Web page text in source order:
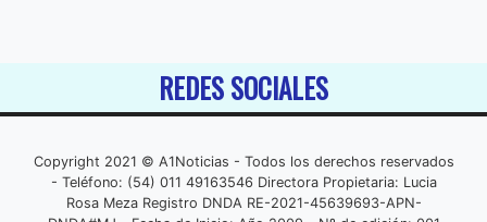
REDES SOCIALES
Copyright 2021 © A1Noticias - Todos los derechos reservados
- Teléfono: (54) 011 49163546 Directora Propietaria: Lucia
Rosa Meza Registro DNDA RE-2021-45639693-APN-